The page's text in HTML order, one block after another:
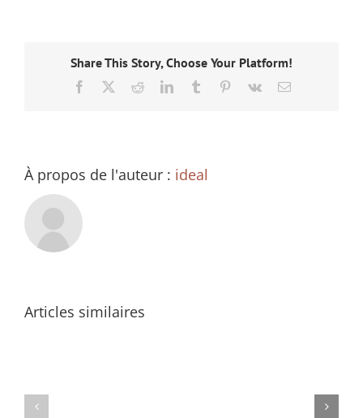
Share This Story, Choose Your Platform!
Facebook RedditLinkedInTumblr Pinterest
Vk Email
À propos de l'auteur : ideal
Articles similaires